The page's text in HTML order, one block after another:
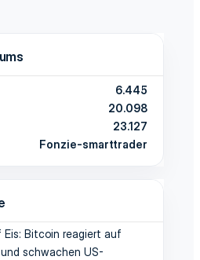
6.445
20.098
23.127
Fonzie-smarttrader
Bitcoin reagiert auf
schwachen US-